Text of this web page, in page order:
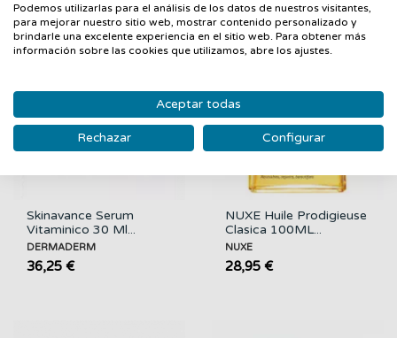
Skinavance Serum
Vitaminico 30 Ml...
DERMADERM
36,25 €
NUXE Huile Prodigieuse
Clasica 100ML...
NUXE
28,95 €
Podemos utilizarlas para el análisis de los datos de nuestros visitantes,
para mejorar nuestro sitio web, mostrar contenido personalizado y
brindarle una excelente experiencia en el sitio web. Para obtener más
información sobre las cookies que utilizamos, abre los ajustes.
Aceptar todas
Rechazar Configurar